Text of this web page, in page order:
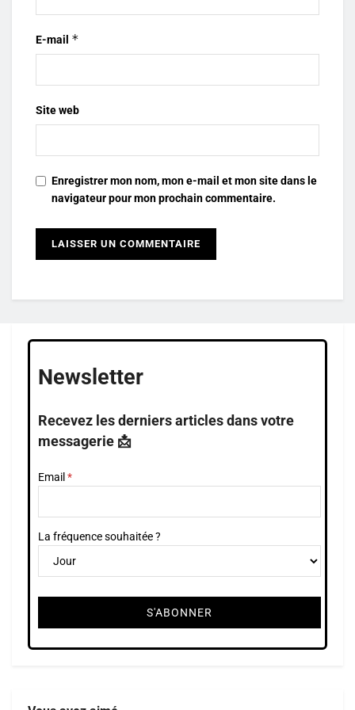
E-mail *
Site web
Enregistrer mon nom, mon e-mail et mon site dans le
navigateur pour mon prochain commentaire.
Newsletter
Recevez les derniers articles dans votre
messagerie 📩
Email
La fréquence souhaitée ?